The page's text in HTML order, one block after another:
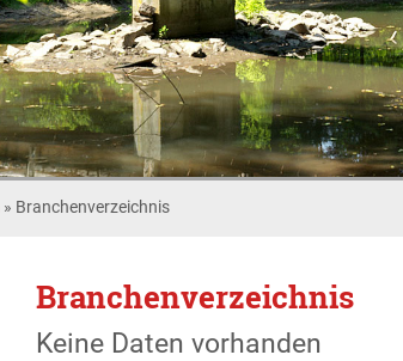
» Branchenverzeichnis
Branchenverzeichnis
Keine Daten vorhanden